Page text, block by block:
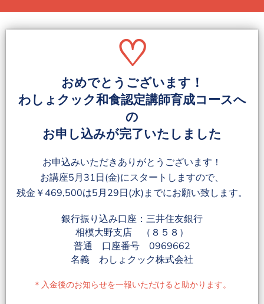
♡
おめでとうございます！
わしょクック和食認定講師育成コースへ
の
お申し込みが完了いたしました
お申込みいただきありがとうございます！
お講座5月31日(金)にスタートしますので、
残金￥469,500は5月29日(水)までにお願い致します。
銀行振り込み口座：三井住友銀行
相模大野支店 （８５８）
普通 口座番号 0969662
名義 わしょクック株式会社
＊入金後のお知らせを一報いただけると助かります。